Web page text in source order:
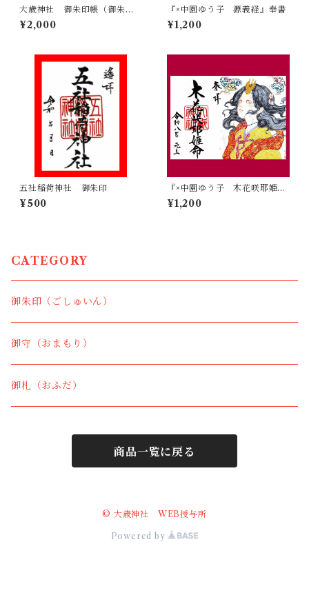
大歳神社 御朱印帳（御朱印
入り／特別義経印あり）
¥2,000
『×中園ゆう子 源義経』奉書
¥1,200
五社稲荷神社 御朱印
¥500
『×中園ゆう子 木花咲耶姫
命』奉書
¥1,200
CATEGORY
御朱印（ごしゅいん）
御守（おまもり）
御札（おふだ）
商品一覧に戻る
© 大歳神社 WEB授与所
Powered by